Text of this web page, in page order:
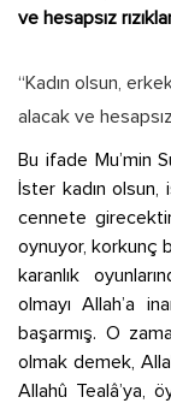
ve hesapsız
“Kadın olsun,
alacak ve hesapsız
Bu ifade Mu’min
İster kadın
cennete
oynuyor, korkunç
karanlık
olmayı Allah’a
başarmış. O
olmak demek,
Allahû Tealâ’ya,